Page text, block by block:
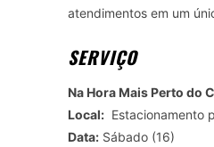
atendimentos em um
SERVIÇO
Na Hora Mais Perto do
Local: Estacionamento
Data: Sábado (16)